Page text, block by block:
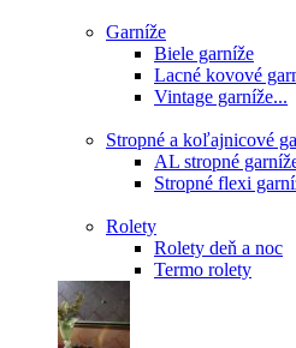
Garníže
Biele garníže
Lacné kovové
Vintage garníže...
Stropné a koľajnicové
AL stropné
Stropné flexi
Rolety
Rolety deň a noc
Termo rolety